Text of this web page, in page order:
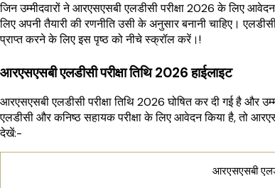
जिन उम्मीदवारों ने आरएसएसबी एलडीसी परीक्षा 2026 के लिए
लिए अपनी तैयारी की रणनीति उसी के अनुसार बनानी चाहिए।
प्राप्त करने के लिए इस पृष्ठ को नीचे स्क्रॉल करें।!
आरएसएसबी एलडीसी परीक्षा तिथि 2026 हाईलाइट
आरएसएसबी एलडीसी परीक्षा तिथि 2026 घोषित कर दी गई है और
एलडीसी और कनिष्ठ सहायक परीक्षा के लिए आवेदन किया है, तो
देखें:-
आरएसएसबी